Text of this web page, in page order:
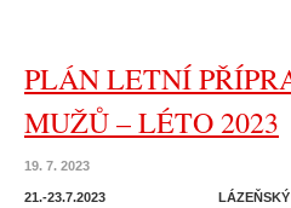
PLÁN LETNÍ
MUŽŮ – LÉTO 2023
19. 7. 2023
21.-23.7.2023 LÁZEŇSKÝ